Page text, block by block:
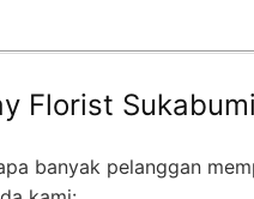
Florist
banyak pelanggan